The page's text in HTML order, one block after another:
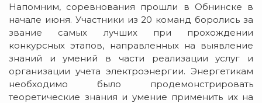
Напомним, соревнования прошли в Обнинске в
начале июня. Участники из 20 команд боролись за
звание самых лучших при прохождении
конкурсных этапов, направленных на выявление
знаний и умений в части реализации услуг и
организации учета электроэнергии. Энергетикам
необходимо было продемонстрировать
теоретические знания и умение применить их на